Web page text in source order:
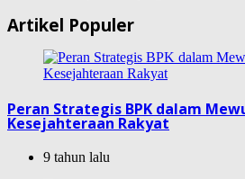
Artikel Populer
Peran Strategis BPK dalam
Kesejahteraan Rakyat
9 tahun lalu